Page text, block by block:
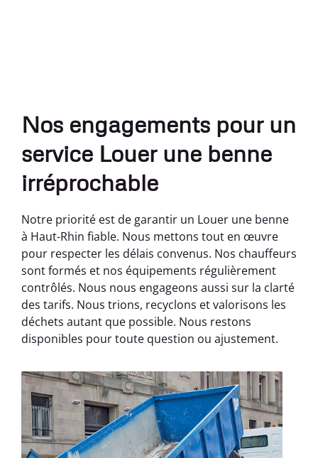
Nos engagements pour un
service Louer une benne
irréprochable
Notre priorité est de garantir un Louer une benne
à Haut-Rhin fiable. Nous mettons tout en œuvre
pour respecter les délais convenus. Nos chauffeurs
sont formés et nos équipements régulièrement
contrôlés. Nous nous engageons aussi sur la clarté
des tarifs. Nous trions, recyclons et valorisons les
déchets autant que possible. Nous restons
disponibles pour toute question ou ajustement.